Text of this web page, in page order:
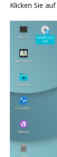
Klicken Sie auf